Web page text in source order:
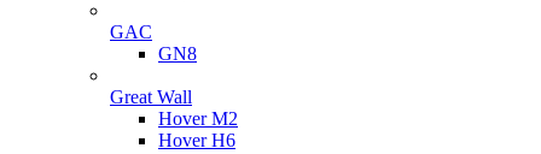
GAC
GN8
Great Wall
Hover M2
Hover H6